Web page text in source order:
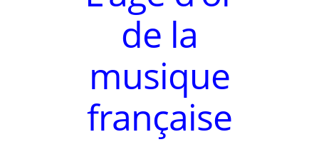
de la
musique
française